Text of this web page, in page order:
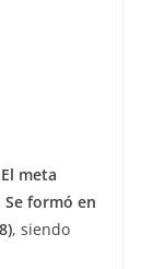
meta
Se formó en
, siendo